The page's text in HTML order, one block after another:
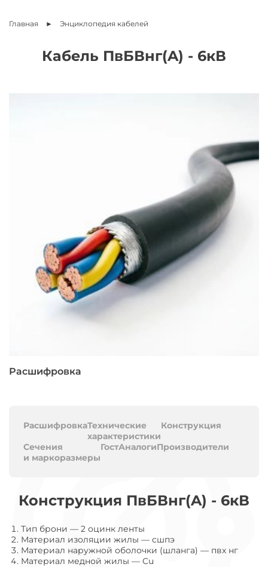
Главная Энциклопедия кабелей
Кабель ПвБВнг(A) - 6кВ
Расшифровка
РасшифровкаТехнические
характеристики
Конструкция
Сечения
и маркоразмеры
ГостАналогиПроизводители
Конструкция ПвБВнг(A) - 6кВ
Тип брони — 2 оцинк ленты
Материал изоляции жилы — сшпэ
Материал наружной оболочки (шланга) — пвх нг
Материал медной жилы — Cu